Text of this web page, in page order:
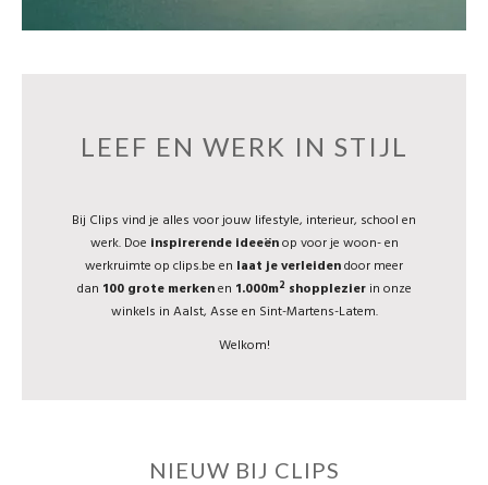
LEEF EN WERK IN STIJL
Bij Clips vind je alles voor jouw lifestyle, interieur, school en
werk. Doe inspirerende ideeënop voor je woon- en
werkruimte op clips.be en laat je verleidendoor meer
dan 100 grote merkenen 1.000m2 shopplezierin onze
winkels in Aalst, Asse en Sint-Martens-Latem.
Welkom!
NIEUW BIJ CLIPS